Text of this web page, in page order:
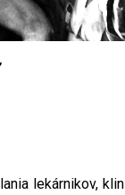
lekárnikov,